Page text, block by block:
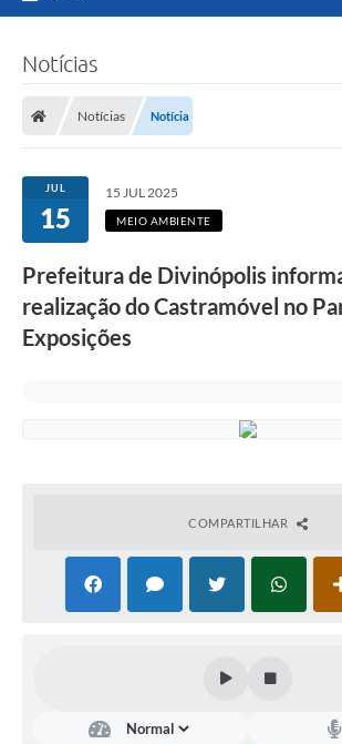
Notícias
Notícias Notícia
JUL
15
15 JUL 2025
MEIO AMBIENTE
Prefeitura de Divinópolis
realização do Castramóvel no
Exposições
COMPARTILHAR